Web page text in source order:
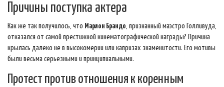
Причины поступка актера
Как же так получилось, что Марлон Брандо, признанный маэстро Голливуда,
отказался от самой престижной кинематографической награды? Причина
крылась далеко не в высокомерии или капризах знаменитости. Его мотивы
были весьма серьезными и принципиальными.
Протест против отношения к коренным